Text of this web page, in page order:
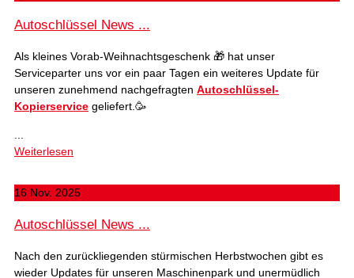
Autoschlüssel News ...
Als kleines Vorab-Weihnachtsgeschenk 🎁 hat unser
Serviceparter uns vor ein paar Tagen ein weiteres Update für
unseren zunehmend nachgefragten Autoschlüssel-
Kopierservice geliefert.🥳
Weiterlesen
16 Nov. 2025
Autoschlüssel News ...
Nach den zurückliegenden stürmischen Herbstwochen gibt es
wieder Updates für unseren Maschinenpark und unermüdlich